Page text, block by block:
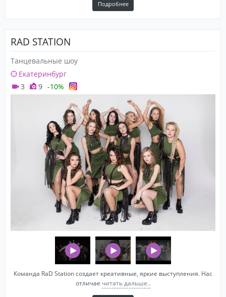
Подробнее
RAD STATION
Танцевальные шоу
Екатеринбург
3
9 -10%
Команда RaD Station создает креативные, яркие выступления. Нас
отличае читать дальше..